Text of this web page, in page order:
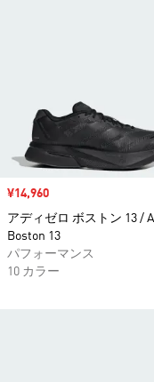
セール価格
¥14,960
アディゼロ ボストン 13 /
Boston 13
パフォーマンス
10 カラー